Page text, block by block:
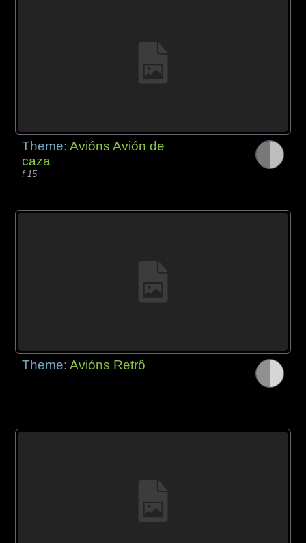
Theme:Avións Avión de
caza
f 15
Theme:Avións Retrô